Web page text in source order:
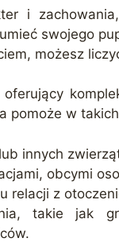
i
swojego
możesz
pomoże w
innych
obcymi
relacji z
takie jak